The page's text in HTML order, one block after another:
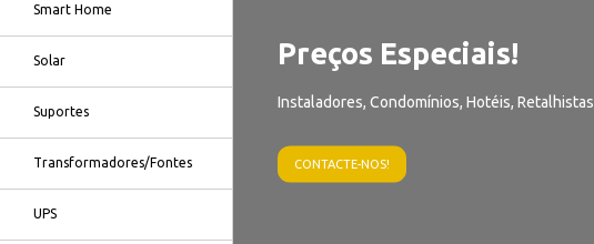
Smart Home
Solar
Suportes
Transformadores/Fontes
UPS
Preços Especiais!
Instaladores, Condomínios, Hotéis, Retalhistas
CONTACTE-NOS!